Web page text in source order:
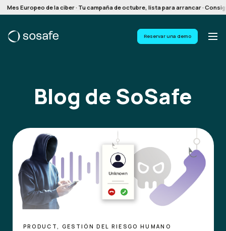
Mes Europeo de la ciber · Tu campaña de octubre, lista para arrancar ·
Reservar una demo
Blog de SoSafe
PRODUCT, GESTIÓN DEL RIESGO HUMANO